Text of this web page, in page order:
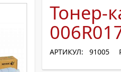
АРЕНДА ОБОРУДОВАНИЯ
Тонер-
АРТИКУЛ: 91005